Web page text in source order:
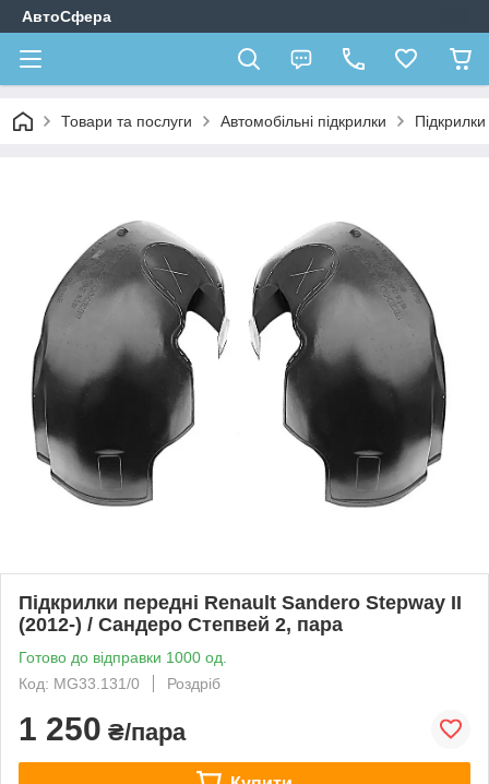
АвтоСфера
Товари та послуги Автомобільні підкрилки
Підкрилки передні Renault Sandero Stepway II
(2012-) / Сандеро Степвей 2, пара
Готово до відправки 1000 од.
Код: MG33.131/0
Роздріб
1 250 ₴/пара